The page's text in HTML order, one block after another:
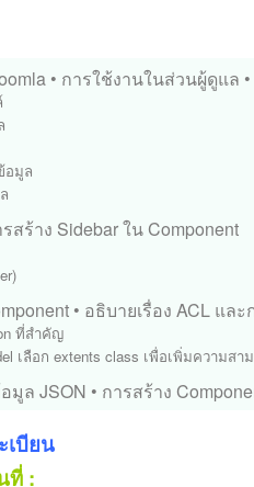
• การใช้งานในส่วนผู้ดูแล
อมูล
รสร้าง Sidebar ใน Component
• อธิบายเรื่อง ACL แล
ที่สำคัญ
เลือก extents class เพื่อเพิ่มความสา
มูล JSON • การสร้าง
เบียน
ที่ :